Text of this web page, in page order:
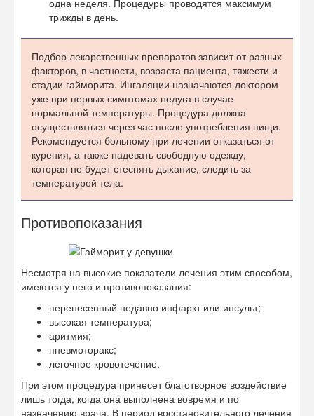
одна неделя. Процедуры проводятся максимум
трижды в день.
Подбор лекарственных препаратов зависит от разных
факторов, в частности, возраста пациента, тяжести и
стадии гайморита. Ингаляции назначаются доктором
уже при первых симптомах недуга в случае
нормальной температуры. Процедура должна
осуществляться через час после употребления пищи.
Рекомендуется больному при лечении отказаться от
курения, а также надевать свободную одежду,
которая не будет стеснять дыхание, следить за
температурой тела.
Противопоказания
Несмотря на высокие показатели лечения этим способом,
имеются у него и противопоказания:
перенесенный недавно инфаркт или инсульт;
высокая температура;
аритмия;
пневмоторакс;
легочное кровотечение.
При этом процедура принесет благотворное воздействие
лишь тогда, когда она выполнена вовремя и по
назначению врача. В период восстановительного лечения